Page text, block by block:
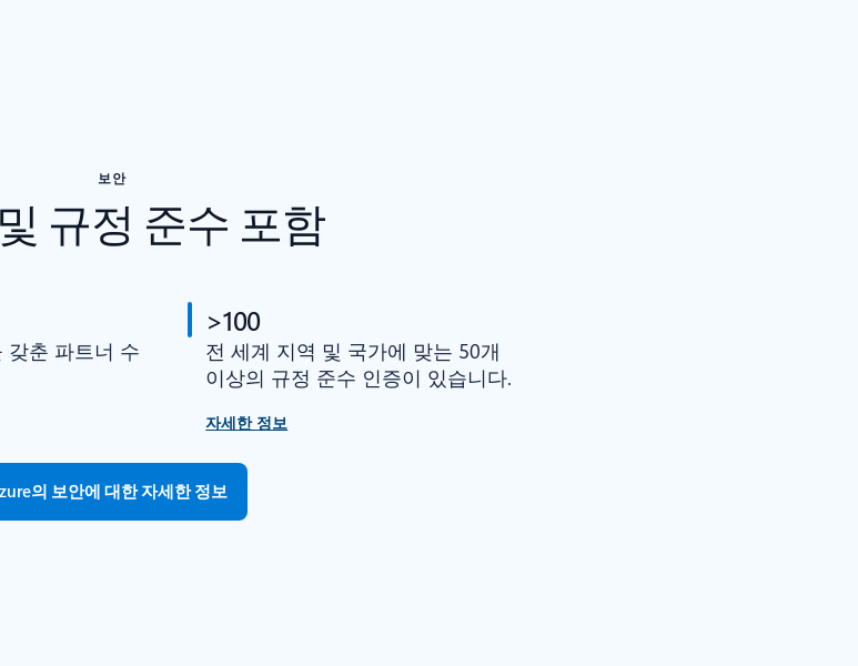
보안
규정 준수 포함
갖춘 파트너 수
>100
전 세계 지역 및 국가에 맞는 50개
이상의 규정 준수 인증이 있습니다.
자세한 정보
의 보안에 대한 자세한 정보